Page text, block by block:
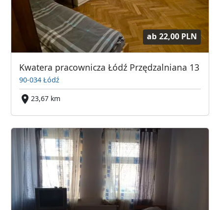
ab 22,00 PLN
Kwatera pracownicza Łódź Przędzalniana 13
90-034 Łódź
23,67 km